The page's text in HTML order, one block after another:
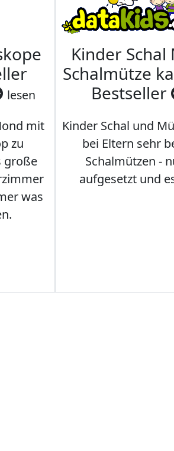
lesen
mit
zu
große
was
Kinder Schal
Schalmütze
Bestseller
Kinder Schal und
bei Eltern sehr
Schalmützen -
aufgesetzt und